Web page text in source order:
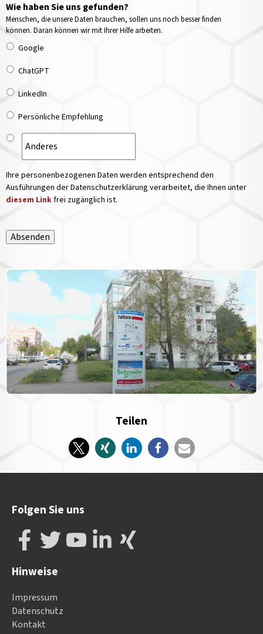
Wie haben Sie uns gefunden?
Menschen, die unsere Daten brauchen, sollen uns noch besser finden
können. Daran können wir mit Ihrer Hilfe arbeiten.
Google
ChatGPT
LinkedIn
Persönliche Empfehlung
Ihre personenbezogenen Daten werden entsprechend den
Ausführungen der Datenschutzerklärung verarbeitet, die Ihnen unter
diesem Linkfrei zugänglich ist.
Absenden
Teilen
Folgen Sie uns
Hinweise
Impressum
Datenschutz
Kontakt